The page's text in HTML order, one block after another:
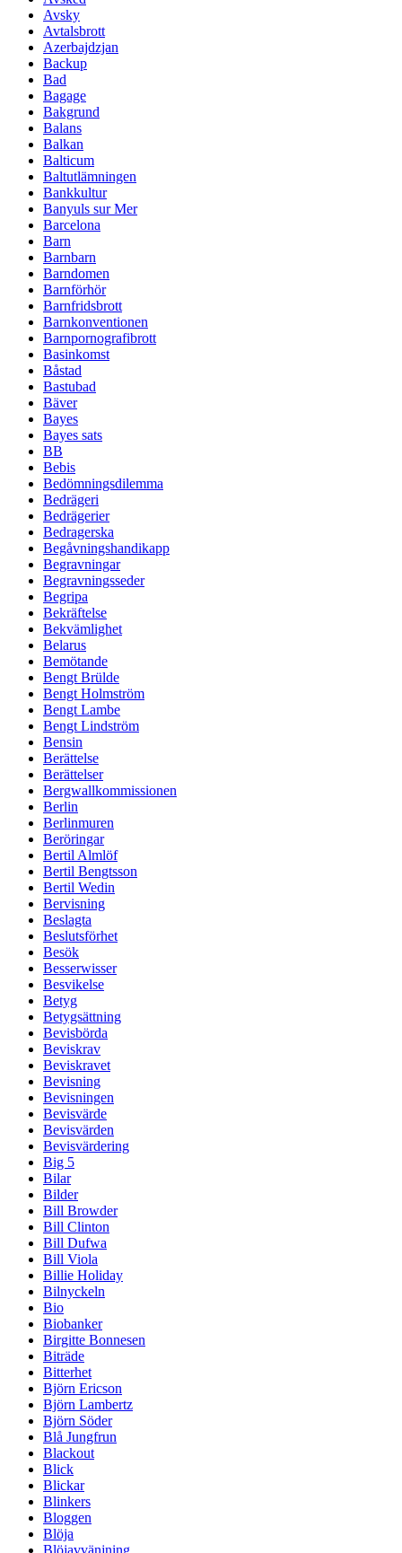
Avsky
Avtalsbrott
Azerbajdzjan
Backup
Bad
Bagage
Bakgrund
Balans
Balkan
Balticum
Baltutlämningen
Bankkultur
Banyuls sur Mer
Barcelona
Barn
Barnbarn
Barndomen
Barnförhör
Barnfridsbrott
Barnkonventionen
Barnpornografibrott
Basinkomst
Båstad
Bastubad
Bäver
Bayes
Bayes sats
BB
Bebis
Bedömningsdilemma
Bedrägeri
Bedrägerier
Bedragerska
Begåvningshandikapp
Begravningar
Begravningsseder
Begripa
Bekräftelse
Bekvämlighet
Belarus
Bemötande
Bengt Brülde
Bengt Holmström
Bengt Lambe
Bengt Lindström
Bensin
Berättelse
Berättelser
Bergwallkommissionen
Berlin
Berlinmuren
Beröringar
Bertil Almlöf
Bertil Bengtsson
Bertil Wedin
Bervisning
Beslagta
Beslutsförhet
Besök
Besserwisser
Besvikelse
Betyg
Betygsättning
Bevisbörda
Beviskrav
Beviskravet
Bevisning
Bevisningen
Bevisvärde
Bevisvärden
Bevisvärdering
Big 5
Bilar
Bilder
Bill Browder
Bill Clinton
Bill Dufwa
Bill Viola
Billie Holiday
Bilnyckeln
Bio
Biobanker
Birgitte Bonnesen
Biträde
Bitterhet
Björn Ericson
Björn Lambertz
Björn Söder
Blå Jungfrun
Blackout
Blick
Blickar
Blinkers
Bloggen
Blöja
Blöjavvänjning